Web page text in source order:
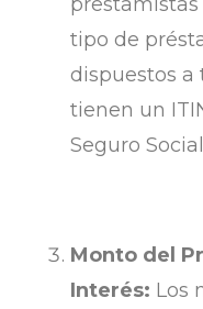
tipo de
dispuestos a
tienen un
Seguro
Monto del
Interés: Los